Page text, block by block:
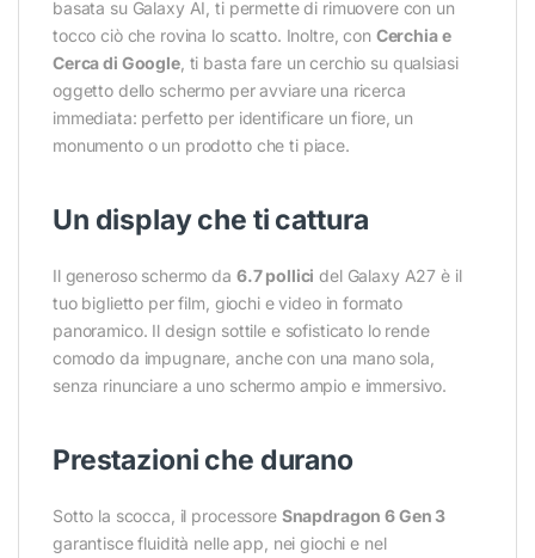
basata su Galaxy AI, ti permette di rimuovere con un
tocco ciò che rovina lo scatto. Inoltre, con Cerchia e
Cerca di Google, ti basta fare un cerchio su qualsiasi
oggetto dello schermo per avviare una ricerca
immediata: perfetto per identificare un fiore, un
monumento o un prodotto che ti piace.
Un display che ti cattura
Il generoso schermo da 6.7 pollici del Galaxy A27 è il
tuo biglietto per film, giochi e video in formato
panoramico. Il design sottile e sofisticato lo rende
comodo da impugnare, anche con una mano sola,
senza rinunciare a uno schermo ampio e immersivo.
Prestazioni che durano
Sotto la scocca, il processore Snapdragon 6 Gen 3
garantisce fluidità nelle app, nei giochi e nel